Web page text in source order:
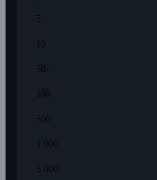
5
10
50
100
500
1 000
5 000